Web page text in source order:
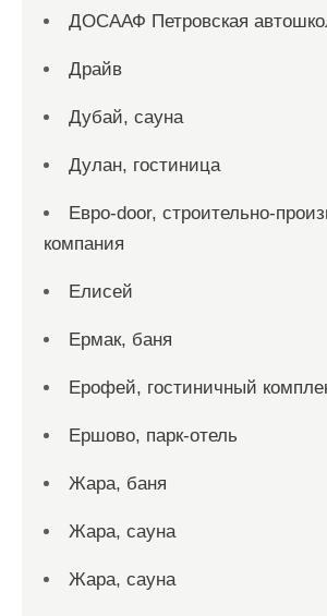
ДОСААФ Петровская
Драйв
Дубай, сауна
Дулан, гостиница
Евро-door, строительно-
компания
Елисей
Ермак, баня
Ерофей, гостиничный
Ершово, парк-отель
Жара, баня
Жара, сауна
Жара, сауна